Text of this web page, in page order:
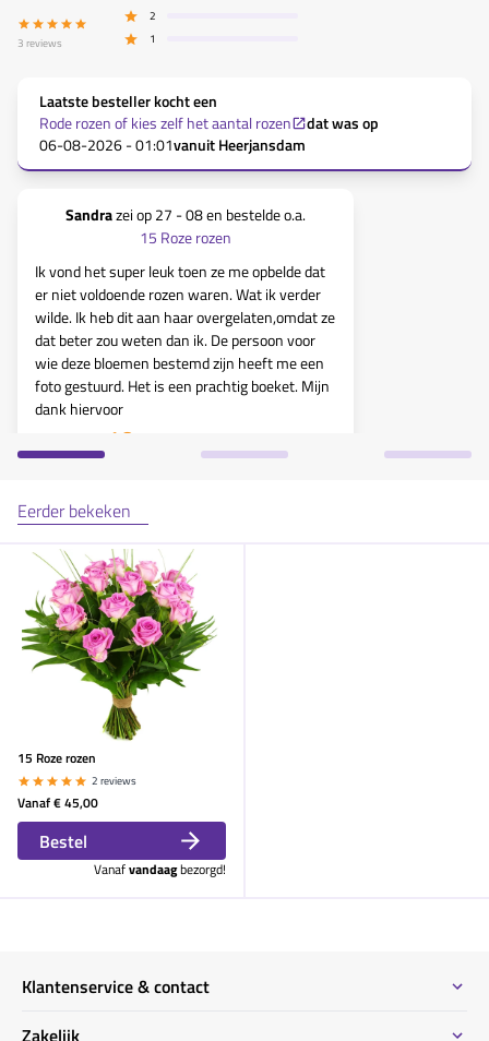
3 reviews
2
1
Laatste besteller kocht een
Rode rozen of kies zelf het aantal rozen
dat was op
06-08-2026 - 01:01vanuitHeerjansdam
Sandrazei op27 - 08en bestelde o.a.
15 Roze rozen
Ik vond het super leuk toen ze me opbelde dat
er niet voldoende rozen waren. Wat ik verder
wilde. Ik heb dit aan haar overgelaten,omdat ze
dat beter zou weten dan ik. De persoon voor
wie deze bloemen bestemd zijn heeft me een
foto gestuurd. Het is een prachtig boeket. Mijn
dank hiervoor
10
Eerder bekeken
15 Roze rozen
2 reviews
Vanaf€ 45,00
Bestel
Vanafvandaagbezorgd!
Klantenservice & contact
Contact